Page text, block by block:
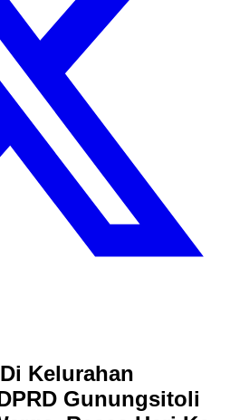
Kelurahan
Gunungsitoli